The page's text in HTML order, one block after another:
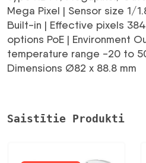
Mega Pixel | Sensor size 1/
Built-in | Effective pixels
options PoE | Environment
temperature range -20 to
Dimensions Ø82 x 88.8 mm
Saistītie Produkti